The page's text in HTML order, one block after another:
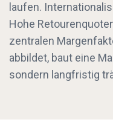
laufen.
Hohe
zentralen
abbildet, baut eine
sondern langfristig